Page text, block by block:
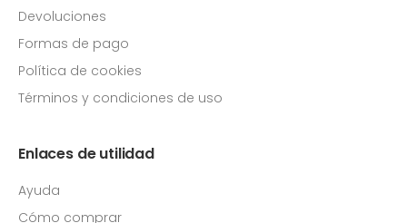
Devoluciones
Formas de pago
Política de cookies
Términos y condiciones de uso
Enlaces de utilidad
Ayuda
Cómo comprar